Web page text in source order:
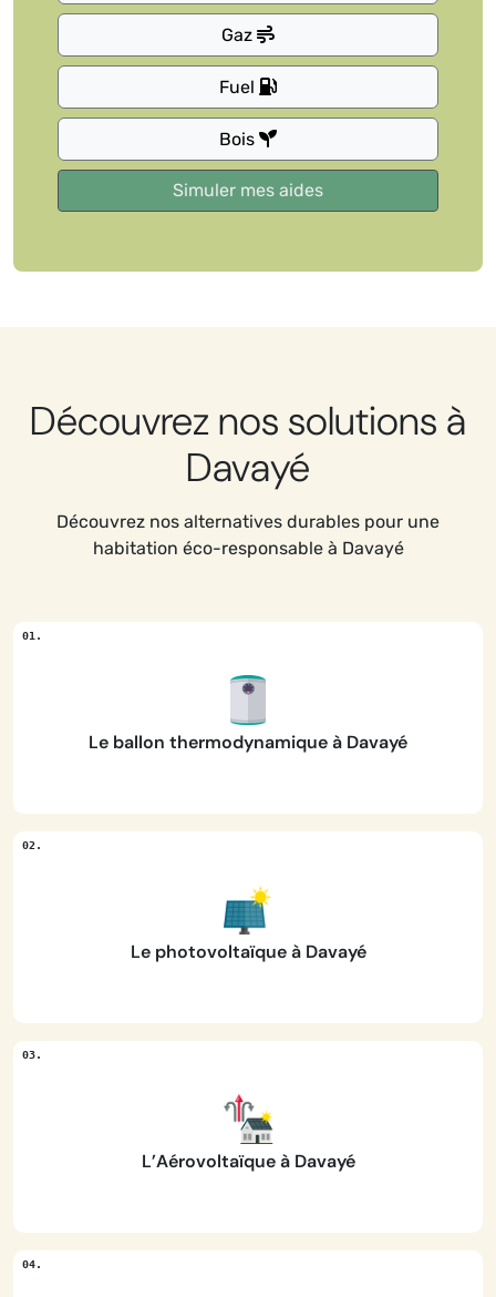
Gaz
Fuel
Bois
Découvrez nos solutions à
Davayé
Découvrez nos alternatives durables pour une
habitation éco-responsable à Davayé
Le ballon thermodynamique à Davayé
Le photovoltaïque à Davayé
L’Aérovoltaïque à Davayé